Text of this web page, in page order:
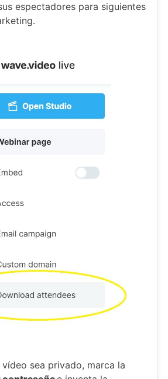
espectadores para siguientes
sea privado, marca la